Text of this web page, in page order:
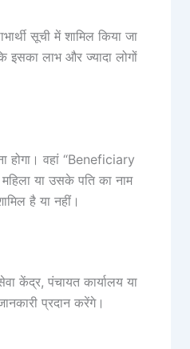
सूची में शामिल किया जा
इसका लाभ और ज्यादा लोगों
होगा। वहां “Beneficiary
या उसके पति का नाम
है या नहीं।
केंद्र, पंचायत कार्यालय या
प्रदान करेंगे।